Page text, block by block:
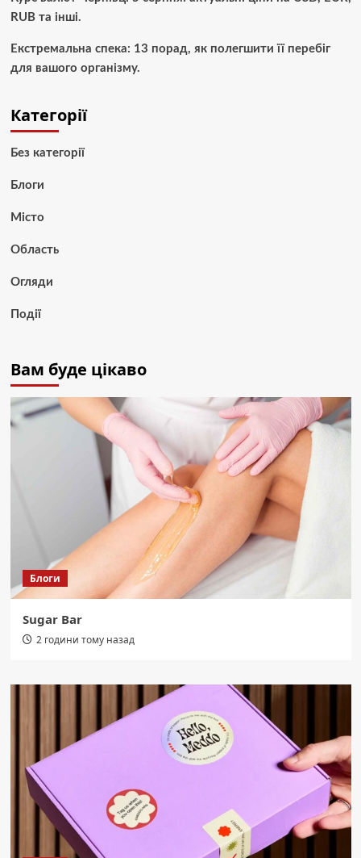
RUB та інші.
Екстремальна спека: 13 порад, як полегшити її перебіг
для вашого організму.
Категорії
Без категорії
Блоги
Місто
Область
Огляди
Події
Вам буде цікаво
Блоги
Sugar Bar
2 години тому назад